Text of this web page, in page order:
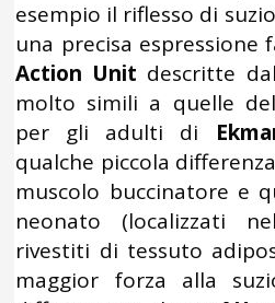
esempio il riflesso di
una precisa espressione
Action Unit descritte
molto simili a quelle
per gli adulti di
qualche piccola
muscolo buccinatore e
neonato (localizzati
rivestiti di tessuto
maggior forza alla